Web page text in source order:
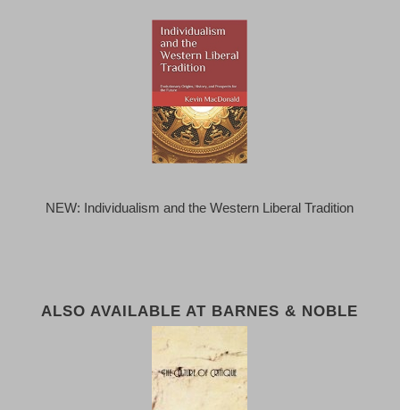
NEW: Individualism and the Western Liberal Tradition
ALSO AVAILABLE AT BARNES & NOBLE